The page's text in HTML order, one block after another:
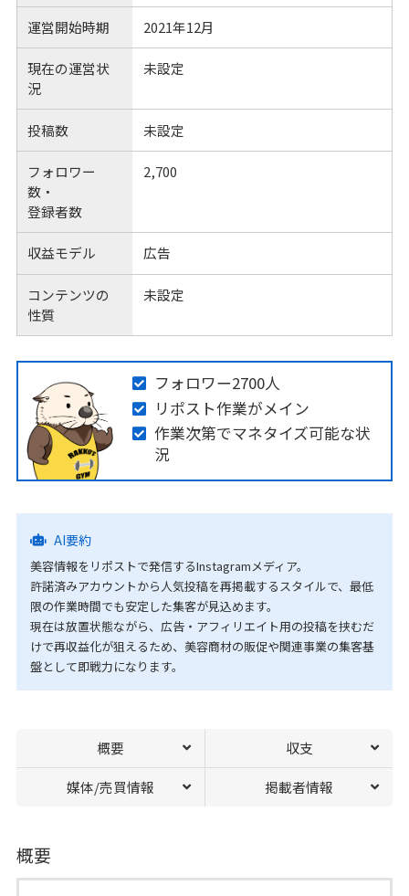
運営開始時期 2021年12月
現在の運営状
況
未設定
投稿数 未設定
フォロワー
数・
登録者数
2,700
収益モデル 広告
コンテンツの
性質
未設定
フォロワー2700人
リポスト作業がメイン
作業次第でマネタイズ可能な状
況
AI要約
美容情報をリポストで発信するInstagramメディア。
許諾済みアカウントから人気投稿を再掲載するスタイルで、最低
限の作業時間でも安定した集客が見込めます。
現在は放置状態ながら、広告・アフィリエイト用の投稿を挟むだ
けで再収益化が狙えるため、美容商材の販促や関連事業の集客基
盤として即戦力になります。
概要 収支
媒体/売買情報 掲載者情報
概要